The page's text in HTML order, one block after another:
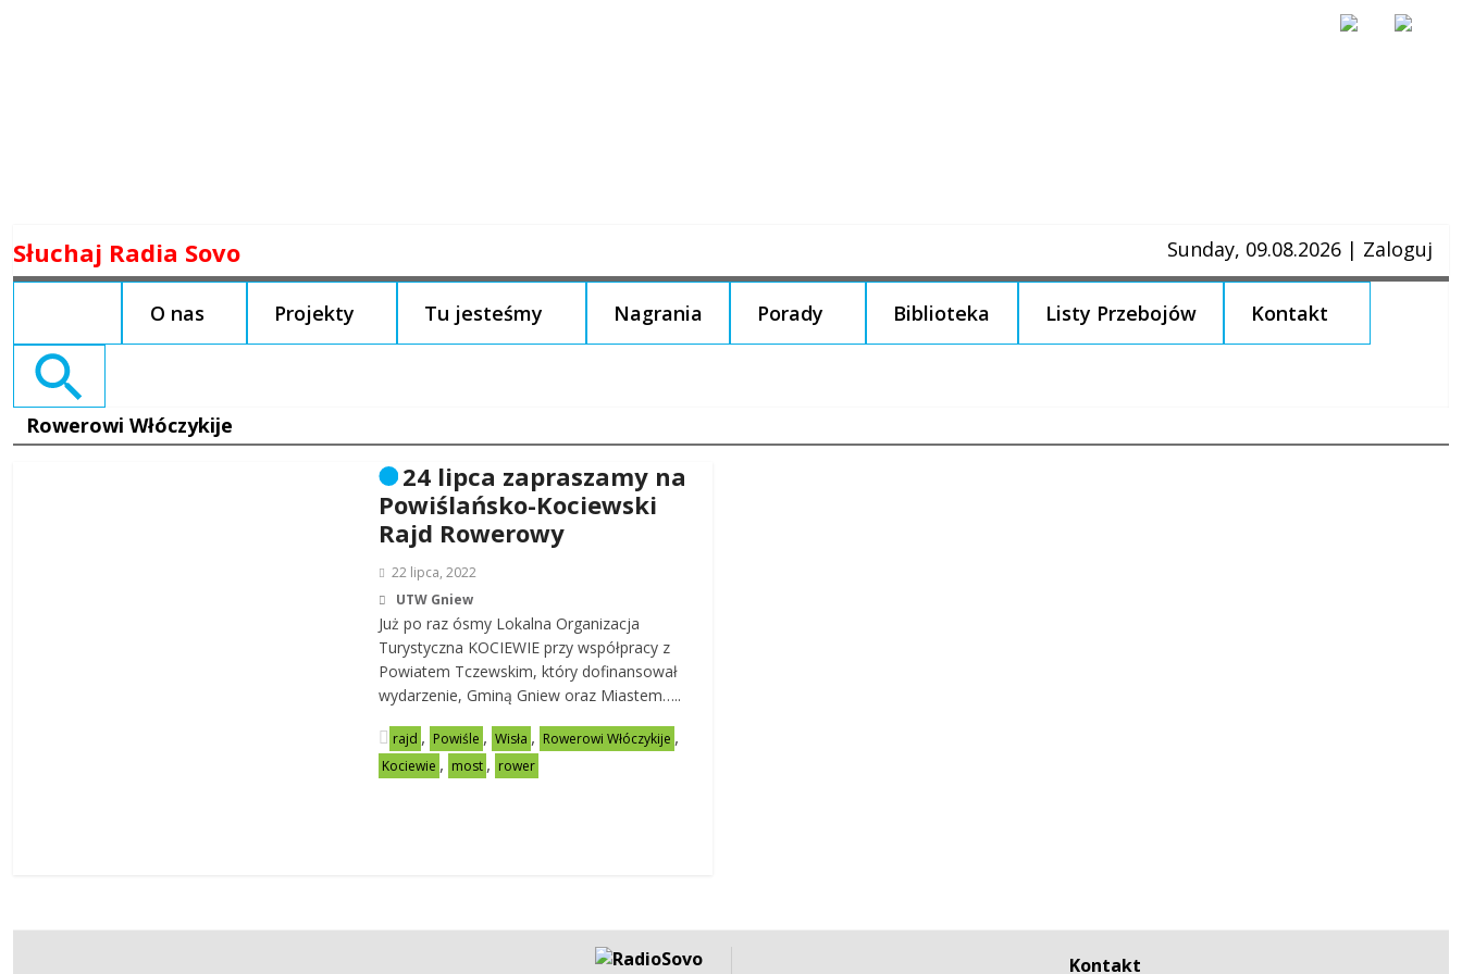
to
Słuchaj Radia Sovo Sunday, 09.08.2026 | Zaloguj
O nas Projekty Tu jesteśmy Nagrania Porady Biblioteka Listy Przebojów Kontakt
Search
Rowerowi Włóczykije
24 lipca zapraszamy na
Powiślańsko-Kociewski
Rajd Rowerowy
22 lipca, 2022
UTW Gniew
Już po raz ósmy Lokalna Organizacja
Turystyczna KOCIEWIE przy współpracy z
Powiatem Tczewskim, który dofinansował
wydarzenie, Gminą Gniew oraz Miastem…..
rajd , Powiśle , Wisła , Rowerowi Włóczykije ,
Kociewie , most , rower
Kontakt